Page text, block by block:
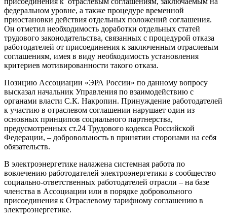
федеральном уровне, а также процедуре временной
приостановки действия отдельных положений соглашения.
Он отметил необходимость доработки отдельных статей
трудового законодательства, связанных с процедурой отказа
работодателей от присоединения к заключенным отраслевым
соглашениям, имея в виду необходимость установления
критериев мотивированности такого отказа.
Позицию Ассоциации «ЭРА России» по данному вопросу
высказал начальник Управления по взаимодействию с
органами власти С.К. Накропин. Принуждение работодателей
к участию в отраслевом соглашении нарушает один из
основных принципов социального партнерства,
предусмотренных ст.24 Трудового кодекса Российской
Федерации, – добровольность в принятии сторонами на себя
обязательств.
В электроэнергетике налажена системная работа по
вовлечению работодателей электроэнергетики в сообщество
социально-ответственных работодателей отрасли – на базе
членства в Ассоциации или в порядке добровольного
присоединения к Отраслевому тарифному соглашению в
электроэнергетике.